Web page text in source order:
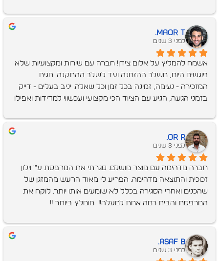
הביתה נתן המלצה של סגירה ונתן לי ללכת לראות עבודה וזאת
ביותר בסגירת חלונות למרפסת שלי.מאוד ממליצה !
Maor T.
לפני 3 שנים
אשמח להמליץ על אלום צידן! חברה עם שירות ומקצועיות שלא
פוגשים היום, משלב ההזמנה ועד לשלב ההתקנה. חגית
המזכירה - נעימה, זמינה בכל זמן וכל שאלה. יניב בעלים - דייק
בזמני הגעה, הגיע עם הציוד הכי מקצועי ועכשווי למדידות ואפילו
שאלה בצורה מקצועית ונעימה. שני המתקינים - אנשי עבודה,
מומלץ!
or R.
לפני 3 שנים
חברה מדהימה עם מוצר מושלם. סגרתי את המרפסת ע"' וילון
זכוכית והתוצאה מדהימה. הפריע לי מאוד הרעש מהמזגן של
שהכנים ואחרי הסגירה בכלל לא שומעים אותו יותר. לוקח את
המרפסת והבית רמה אחת למעלה!!  מומלץ ביותר !!
Asaf B.
לפני 3 שנים